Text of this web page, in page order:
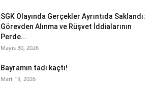
SGK Olayında Gerçekler Ayrıntıda Saklandı:
Görevden Alınma ve Rüşvet İddialarının
Perde...
Mayıs 30, 2026
Bayramın tadı kaçtı!
Mart 19, 2026